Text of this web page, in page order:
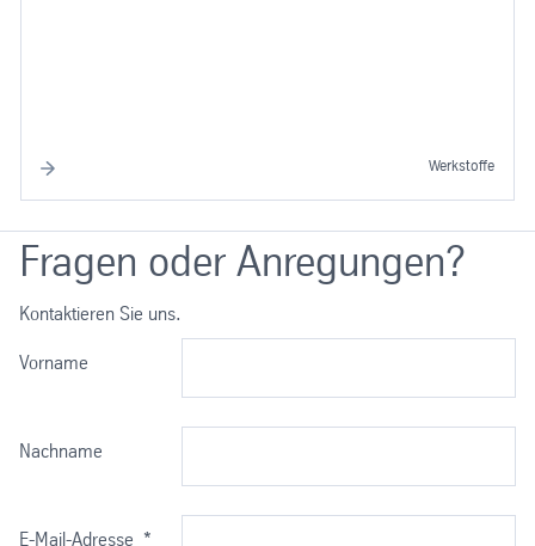
Werkstoffe
Fragen oder Anregungen?
Kontaktieren Sie uns.
Vorname
Nachname
E-Mail-Adresse *